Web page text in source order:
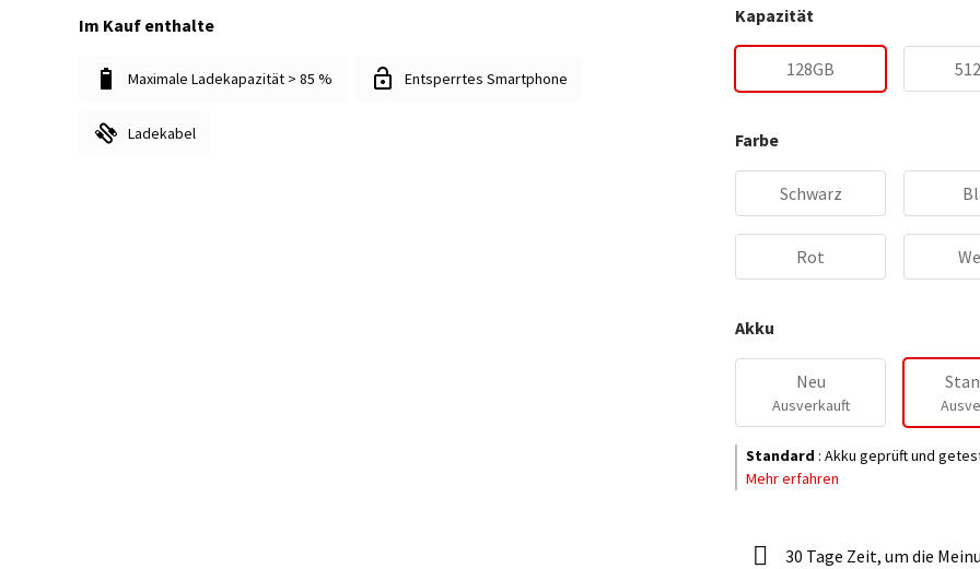
Im Kauf enthalte
Maximale Ladekapazität > 85 % Entsperrtes Smartphone
Ladekabel
Kapazität
128GB
Farbe
Schwarz
Rot
Akku
Neu
Ausverkauft
Standard : Akku geprüft und
Mehr erfahren
30 Tage Zeit, um die